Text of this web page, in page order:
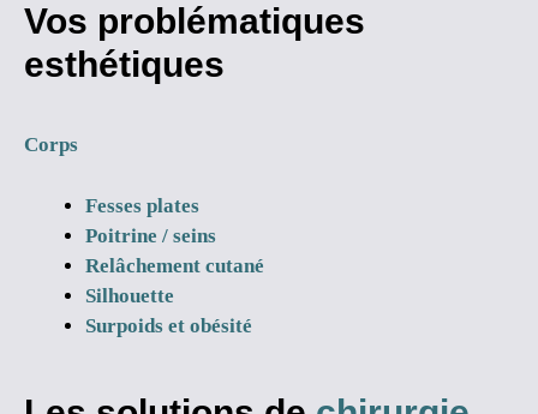
Vos problématiques
esthétiques
Corps
Fesses plates
Poitrine / seins
Relâchement cutané
Silhouette
Surpoids et obésité